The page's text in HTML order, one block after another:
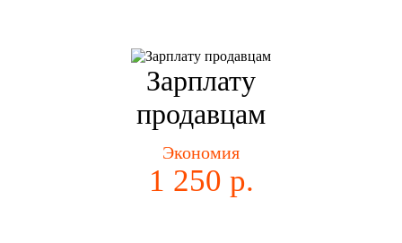
Зарплату
продавцам
Экономия
1 250 р.